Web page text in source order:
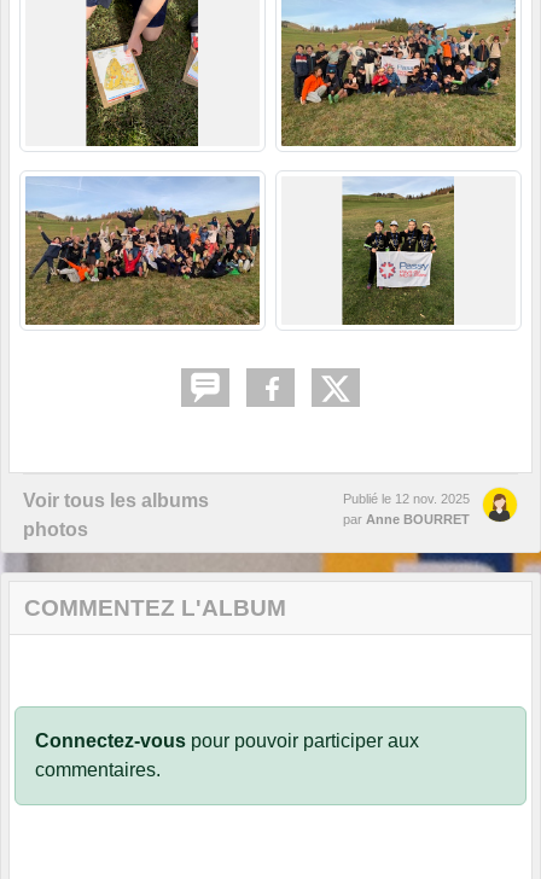
Voir tous les albums
photos
Publié le 12 nov. 2025
par Anne BOURRET
COMMENTEZ L'ALBUM
Connectez-vous pour pouvoir participer aux
commentaires.